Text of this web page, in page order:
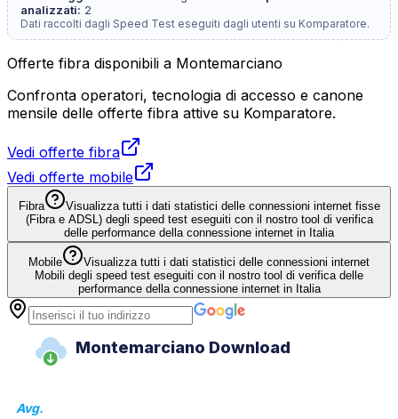
analizzati: 2
Dati raccolti dagli Speed Test eseguiti dagli utenti su Komparatore.
Offerte fibra disponibili a Montemarciano
Confronta operatori, tecnologia di accesso e canone
mensile delle offerte fibra attive su Komparatore.
Vedi offerte fibra
Vedi offerte mobile
Fibra
Visualizza tutti i dati statistici delle connessioni internet fisse
(Fibra e ADSL) degli speed test eseguiti con il nostro tool di verifica
delle performance della connessione internet in Italia
Mobile
Visualizza tutti i dati statistici delle connessioni internet
Mobili degli speed test eseguiti con il nostro tool di verifica delle
performance della connessione internet in Italia
Montemarciano Download
Avg.